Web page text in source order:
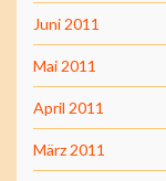
Juni 2011
Mai 2011
April 2011
März 2011